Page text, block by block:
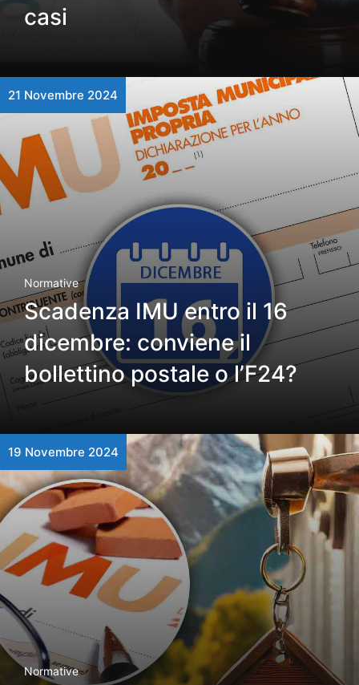
casi
21 Novembre 2024
Normative
Scadenza IMU entro il 16
dicembre: conviene il
bollettino postale o l’F24?
19 Novembre 2024
Normative